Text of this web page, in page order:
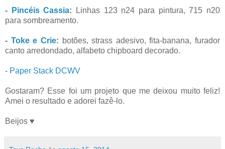
- Pincéis Cassia: Linhas 123 n24 para pintura, 715 n20
para sombreamento.
- Toke e Crie: botões, strass adesivo, fita-banana, furador
canto arredondado, alfabeto chipboard decorado.
- Paper Stack DCWV
Gostaram? Esse foi um projeto que me deixou muito feliz!
Amei o resultado e adorei fazê-lo.
Beijos ♥